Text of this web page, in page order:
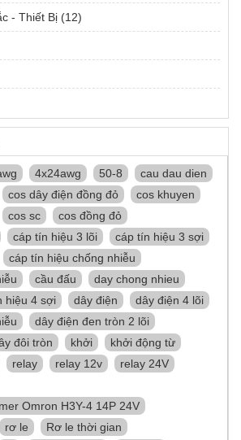
- Thiết Bị (12)
4x24awg 50-8
cau dau dien
cos dây điện đồng đỏ
cos khuyen
cos sc
cos đồng đỏ
cáp tín hiệu 3 lõi
cáp tín hiệu 3 sợi
cáp tín hiệu chống nhiễu
cầu đấu
day chong nhieu
hiệu 4 sợi dây điện
dây điện 4 lõi
dây điện đen tròn 2 lõi
đôi tròn khởi
khởi động từ
relay relay 12v
relay 24V
Omron H3Y-4 14P 24V
rơ le
Rơ le thời gian